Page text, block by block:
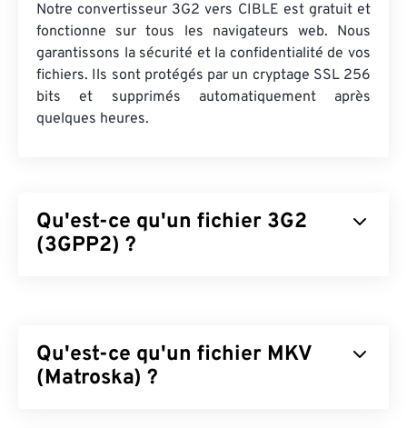
Notre convertisseur 3G2 vers CIBLE est gratuit et
fonctionne sur tous les navigateurs web. Nous
garantissons la sécurité et la confidentialité de vos
fichiers. Ils sont protégés par un cryptage SSL 256
bits et supprimés automatiquement après
quelques heures.
Qu'est-ce qu'un fichier 3G2
(3GPP2) ?
troisième génération (3G). Le CDMA étant une
technologie destinée aux mobiles, le format 3G2
Qu'est-ce qu'un fichier MKV
(Matroska) ?